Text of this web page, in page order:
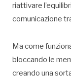
riattivare
comunicazione
Ma come
bloccando le
creando una